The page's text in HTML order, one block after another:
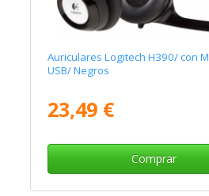
Auriculares Logitech H390/ con
USB/ Negros
23,49 €
Comprar